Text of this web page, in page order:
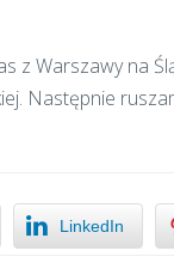
z Warszawy na
Następnie
LinkedIn